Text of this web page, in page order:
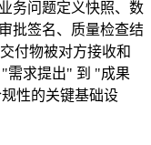
务问题定义快照、数
批签名、质量检查结
付物被对方接收和
需求提出" 到 "成果
性的关键基础设